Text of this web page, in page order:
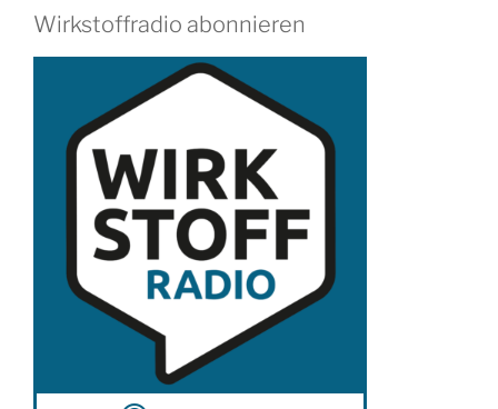
Wirkstoffradio abonnieren